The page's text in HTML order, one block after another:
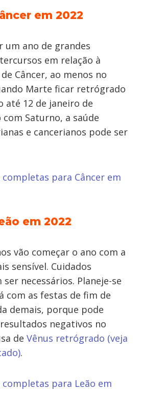
em 2022
um ano de grandes
em relação à
Câncer, ao menos no
Marte ficar retrógrado
até 12 de janeiro de
Saturno, a saúde
e cancerianos pode ser
para Câncer em
em 2022
vão começar o ano com a
sensível. Cuidados
necessários. Planeje-se
com as festas de fim de
demais, porque pode
negativos no
de Vênus retrógrado (veja
.
completas para Leão em